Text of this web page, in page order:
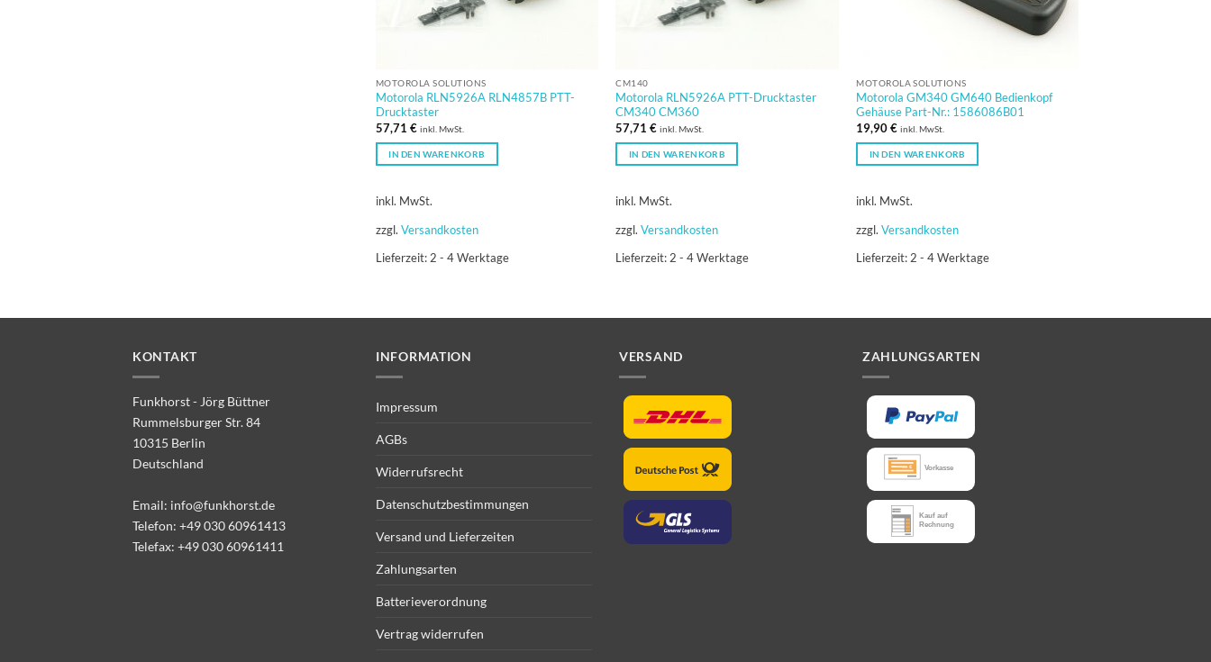
MOTOROLA SOLUTIONS
Motorola RLN5926A RLN4857B PTT-
Drucktaster
57,71 € inkl. MwSt.
IN DEN WARENKORB
inkl. MwSt.
zzgl. Versandkosten
Lieferzeit: 2 - 4 Werktage
CM140
Motorola RLN5926A PTT-Drucktaster
CM340 CM360
57,71€ inkl. MwSt.
IN DEN WARENKORB
inkl. MwSt.
zzgl.Versandkosten
Lieferzeit: 2 - 4 Werktage
MOTOROLA SOLUTIONS
Motorola GM340 GM640 Bedienkopf
Gehäuse Part-Nr.: 1586086B01
19,90€ inkl. MwSt.
IN DEN WARENKORB
inkl. MwSt.
zzgl.Versandkosten
Lieferzeit: 2 - 4 Werktage
KONTAKT
Funkhorst - Jörg Büttner
Rummelsburger Str. 84
10315 Berlin
Deutschland
Email: info@funkhorst.de
Telefon: +49 030 60961413
Telefax: +49 030 60961411
INFORMATION
Impressum
AGBs
Widerrufsrecht
Datenschutzbestimmungen
Versand und Lieferzeiten
Zahlungsarten
Batterieverordnung
Vertrag widerrufen
VERSAND ZAHLUNGSARTEN